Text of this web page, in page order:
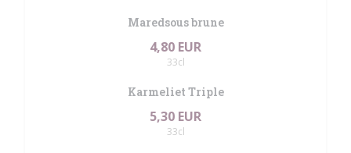
Maredsous brune
4,80 EUR
33cl
Karmeliet Triple
5,30 EUR
33cl